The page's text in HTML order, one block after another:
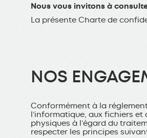
Nous vous invitons à
La présente Charte de
NOS
Conformément à la
l’informatique, aux fichiers et
physiques à l’égard du
respecter les principes